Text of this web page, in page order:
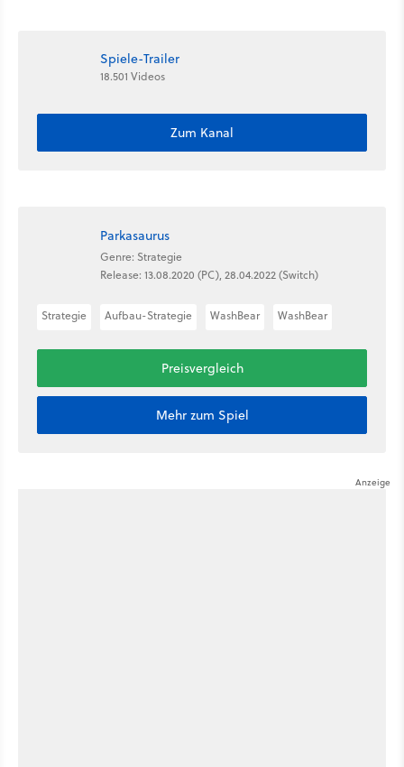
Spiele-Trailer
18.501 Videos
Zum Kanal
Parkasaurus
Genre: Strategie
Release: 13.08.2020 (PC), 28.04.2022 (Switch)
Strategie Aufbau-Strategie WashBear WashBear
Preisvergleich
Mehr zum Spiel